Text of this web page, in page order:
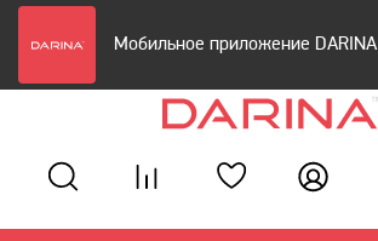
Мобильное приложение DARINA